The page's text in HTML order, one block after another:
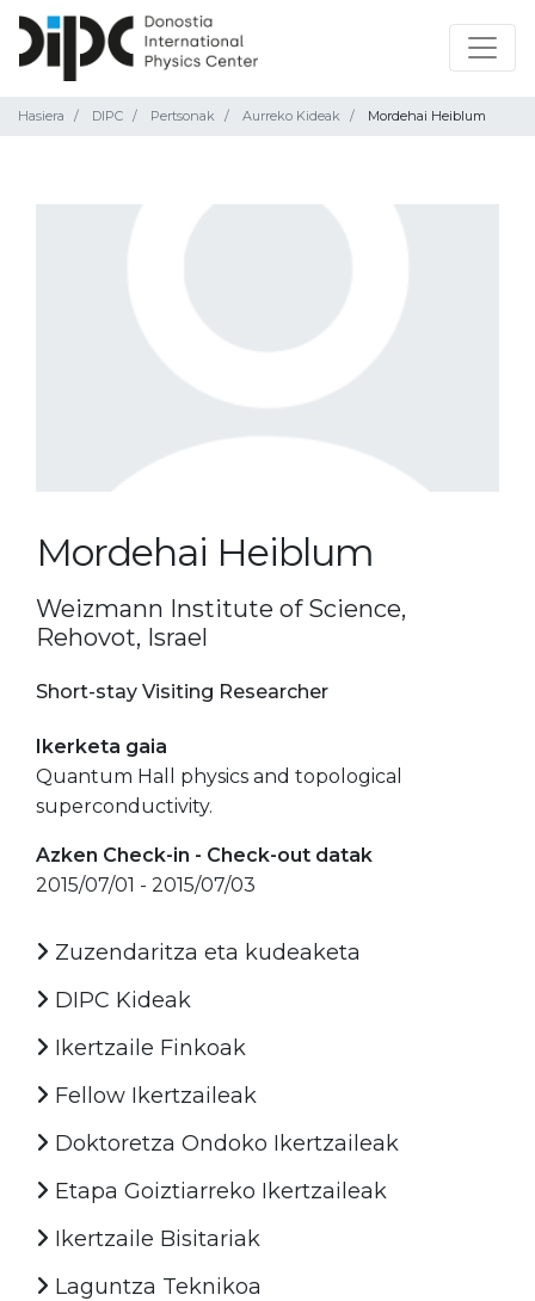
Hasiera DIPC Pertsonak Aurreko Kideak Mordehai Heiblum
Mordehai Heiblum
Weizmann Institute of Science,
Rehovot, Israel
Short-stay Visiting Researcher
Ikerketa gaia
Quantum Hall physics and topological
superconductivity.
Azken Check-in - Check-out datak
2015/07/01 - 2015/07/03
Zuzendaritza eta kudeaketa
DIPC Kideak
Ikertzaile Finkoak
Fellow Ikertzaileak
Doktoretza Ondoko Ikertzaileak
Etapa Goiztiarreko Ikertzaileak
Ikertzaile Bisitariak
Laguntza Teknikoa